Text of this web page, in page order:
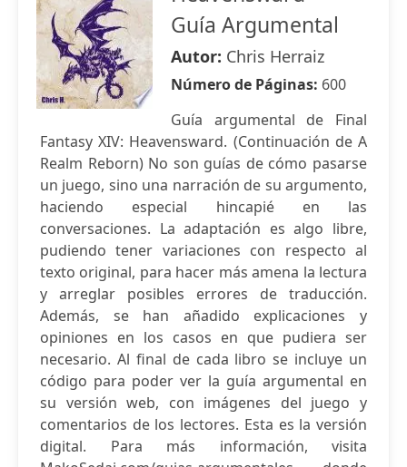
Guía Argumental
Autor: Chris Herraiz
Número de Páginas: 600
Guía argumental de Final
Fantasy XIV: Heavensward. (Continuación de A
Realm Reborn) No son guías de cómo pasarse
un juego, sino una narración de su argumento,
haciendo especial hincapié en las
conversaciones. La adaptación es algo libre,
pudiendo tener variaciones con respecto al
texto original, para hacer más amena la lectura
y arreglar posibles errores de traducción.
Además, se han añadido explicaciones y
opiniones en los casos en que pudiera ser
necesario. Al final de cada libro se incluye un
código para poder ver la guía argumental en
su versión web, con imágenes del juego y
comentarios de los lectores. Esta es la versión
digital. Para más información, visita